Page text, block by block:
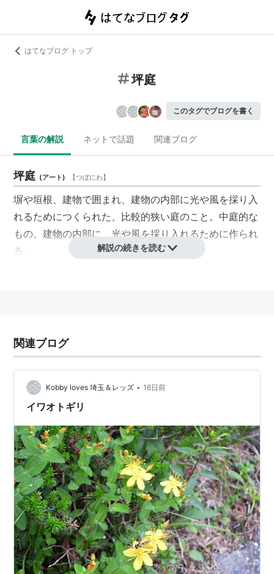
はてなブログ トップ
坪庭
このタグでブログを書く
言葉の解説 ネットで話題 関連ブログ
坪庭 (アート) 【つぼにわ】
塀や垣根、建物で囲まれ、建物の内部に光や風を採り入
れるためにつくられた、比較的狭い庭のこと。中庭的な
もの。建物の内部に、光や風を採り入れるために作られ
る。
解説の続きを読む
関連ブログ
Kobby loves 埼玉＆レッズ • 16日前
イワオトギリ